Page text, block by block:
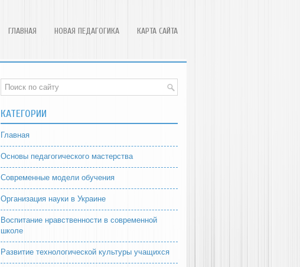
ГЛАВНАЯ НОВАЯ ПЕДАГОГИКА КАРТА САЙТА
КАТЕГОРИИ
Главная
Основы педагогического мастерства
Современные модели обучения
Организация науки в Украине
Воспитание нравственности в современной
школе
Развитие технологической культуры учащихся